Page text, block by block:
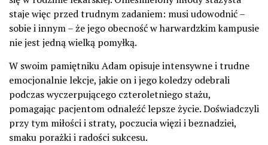
staje więc przed trudnym zadaniem: musi udowodnić –
sobie i innym – że jego obecność w harwardzkim kampusie
nie jest jedną wielką pomyłką.
W swoim pamiętniku Adam opisuje intensywne i trudne
emocjonalnie lekcje, jakie on i jego koledzy odebrali
podczas wyczerpującego czteroletniego stażu,
pomagając pacjentom odnaleźć lepsze życie. Doświadczyli
przy tym miłości i straty, poczucia więzi i beznadziei,
smaku porażki i radości sukcesu.